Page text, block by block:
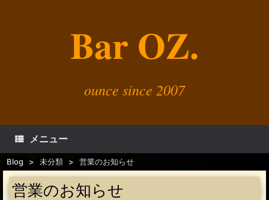
Bar OZ.
ounce since 2007
メニュー
Blog > 未分類 > 営業のお知らせ
営業のお知らせ